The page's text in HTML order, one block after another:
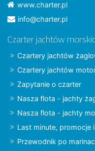
www.charter.pl
info@charter.pl
Czarter jachtów
Czartery jachtów
Czartery jachtów
Zapytanie o czarter
Nasza flota - jachty
Nasza flota - jachty
Last minute, promocje
Przewodnik po